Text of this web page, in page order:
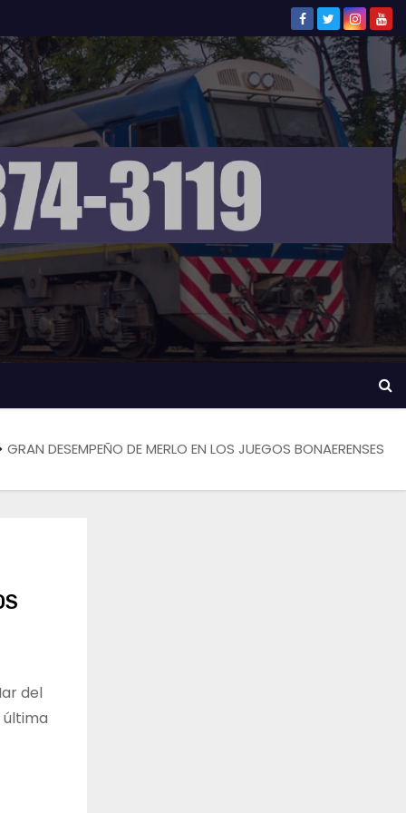
GRAN DESEMPEÑO DE MERLO EN LOS JUEGOS BONAERENSES
del
última